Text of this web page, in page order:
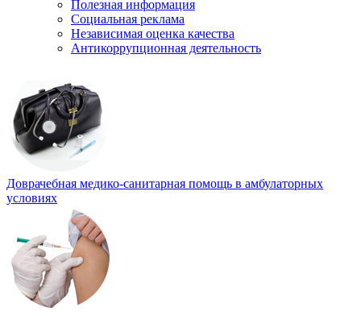
Полезная информация
Социальная реклама
Независимая оценка качества
Антикоррупционная деятельность
Доврачебная медико-санитарная помощь в амбулаторных
условиях